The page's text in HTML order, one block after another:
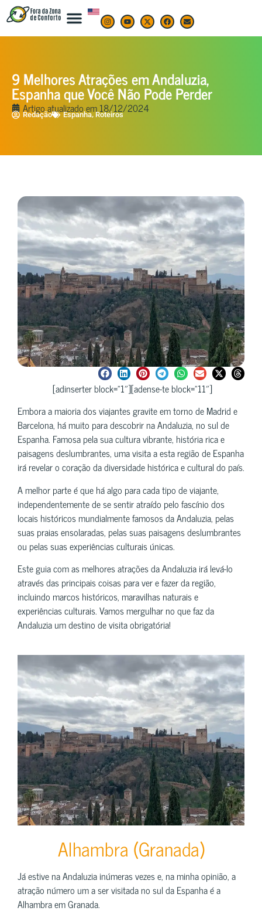
9 Melhores Atrações em Andaluzia,
Espanha que Você Não Pode Perder
Artigo atualizado em18/12/2024
Redação Espanha, Roteiros
[adinserter block=”1″][adense-te block=”11″]
Embora a maioria dos viajantes gravite em torno de Madrid e
Barcelona, há muito para descobrir na Andaluzia, no sul de
Espanha. Famosa pela sua cultura vibrante, história rica e
paisagens deslumbrantes, uma visita a esta região de Espanha
irá revelar o coração da diversidade histórica e cultural do país.
A melhor parte é que há algo para cada tipo de viajante,
independentemente de se sentir atraído pelo fascínio dos
locais históricos mundialmente famosos da Andaluzia, pelas
suas praias ensolaradas, pelas suas paisagens deslumbrantes
ou pelas suas experiências culturais únicas.
Este guia com as melhores atrações da Andaluzia irá levá-lo
através das principais coisas para ver e fazer da região,
incluindo marcos históricos, maravilhas naturais e
experiências culturais. Vamos mergulhar no que faz da
Andaluzia um destino de visita obrigatória!
Alhambra (Granada)
Já estive na Andaluzia inúmeras vezes e, na minha opinião, a
atração número um a ser visitada no sul da Espanha é a
Alhambra em Granada.